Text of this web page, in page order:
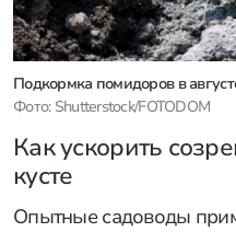
Подкормка помидоров в
Фото: Shutterstock/FOTODOM
Как ускорить
кусте
Опытные садоводы